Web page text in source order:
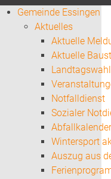
Gemeinde Essingen
Aktuelles
Aktuelle
Aktuelle
Notfalldienst
Sozialer
Wintersport
Auszug aus